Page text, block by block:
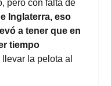
pero con falta de
Inglaterra, eso
a tener que en
tiempo
la pelota al